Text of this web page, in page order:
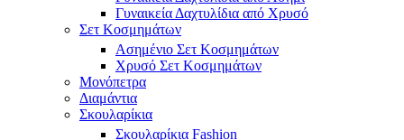
Γυναικεία Δαχτυλίδια από Χρυσό
Σετ Κοσμημάτων
Ασημένιο Σετ Κοσμημάτων
Χρυσό Σετ Κοσμημάτων
Μονόπετρα
Διαμάντια
Σκουλαρίκια
Σκουλαρίκια Fashion